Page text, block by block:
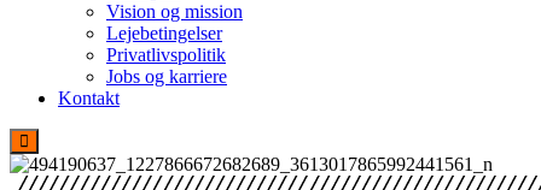
Vision og mission
Lejebetingelser
Privatlivspolitik
Jobs og karriere
Kontakt